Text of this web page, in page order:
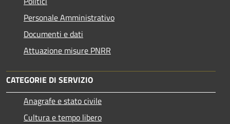
Personale Amministrativo
Documenti e dati
Attuazione misure PNRR
CATEGORIE DI SERVIZIO
Anagrafe e stato civile
Cultura e tempo libero